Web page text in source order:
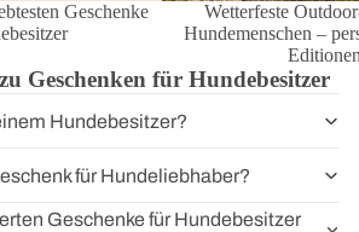
Geschenke
Wetterfeste
Hundemenschen –
Geschenken für Hundebesitzer
Hundebesitzer?
für Hundeliebhaber?
Geschenke für Hundebesitzer